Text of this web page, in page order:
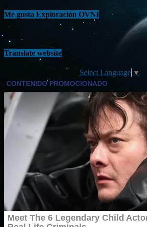
Me gusta Exploración OVNI
Translate website
Select Language ▼